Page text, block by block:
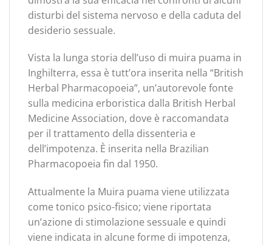
disturbi del sistema nervoso e della caduta del
desiderio sessuale.
Vista la lunga storia dell’uso di muira puama in
Inghilterra, essa è tutt’ora inserita nella “British
Herbal Pharmacopoeia”, un’autorevole fonte
sulla medicina erboristica dalla British Herbal
Medicine Association, dove è raccomandata
per il trattamento della dissenteria e
dell’impotenza. È inserita nella Brazilian
Pharmacopoeia fin dal 1950.
Attualmente la Muira puama viene utilizzata
come tonico psico-fisico; viene riportata
un’azione di stimolazione sessuale e quindi
viene indicata in alcune forme di impotenza,